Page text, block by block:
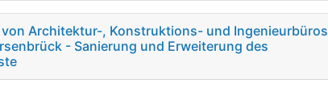
Architektur-, Konstruktions- und Ingenieurbüros
- Sanierung und Erweiterung des